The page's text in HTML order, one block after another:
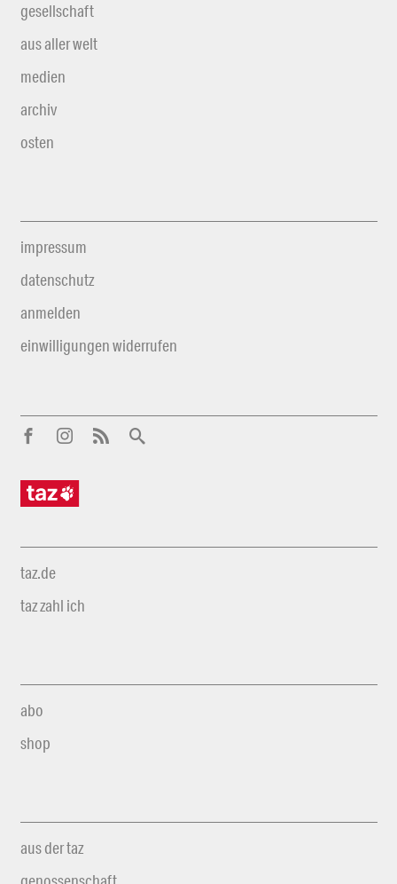
gesellschaft
aus aller welt
medien
archiv
osten
impressum
datenschutz
anmelden
einwilligungen widerrufen
taz.de
taz zahl ich
abo
shop
aus der taz